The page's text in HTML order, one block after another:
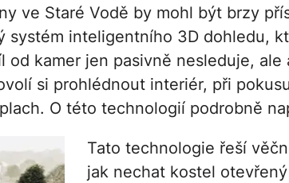
ve Staré Vodě by mohl být brzy
systém inteligentního 3D dohledu,
od kamer jen pasivně nesleduje,
si prohlédnout interiér, při
O této technologií podrobně
Tato technologie řeší
jak nechat kostel